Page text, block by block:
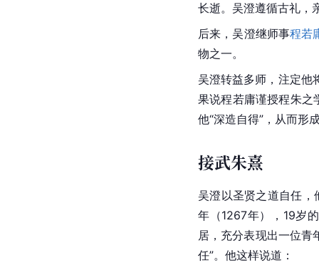
长逝。吴澄遵循古礼，
后来，吴澄继师事程若
物之一。
吴澄转益多师，注定他
果说程若庸谨授程朱之
他“深造自得”，从而形
接武朱熹
吴澄以圣贤之道自任，
年（1267年），19岁
居，充分表现出一位青
任”。他这样说道：